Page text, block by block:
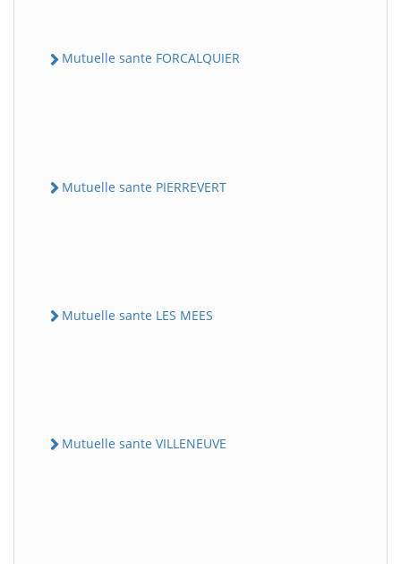
Mutuelle sante FORCALQUIER
Mutuelle sante PIERREVERT
Mutuelle sante LES MEES
Mutuelle sante VILLENEUVE